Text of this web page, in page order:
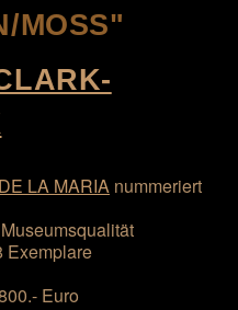
MOSS"
LA MARIA nummeriert
Exemplare
Euro